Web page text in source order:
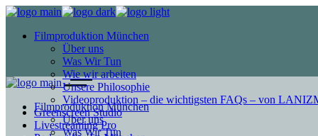
Filmproduktion München
Über uns
Was Wir Tun
Wie wir arbeiten
Unsere Philosophie
Videoproduktion – die wichtigsten FAQs – von
Greenscreen Studio
Livestreaming Pro
Filmproduktion München
Über uns
Was Wir Tun